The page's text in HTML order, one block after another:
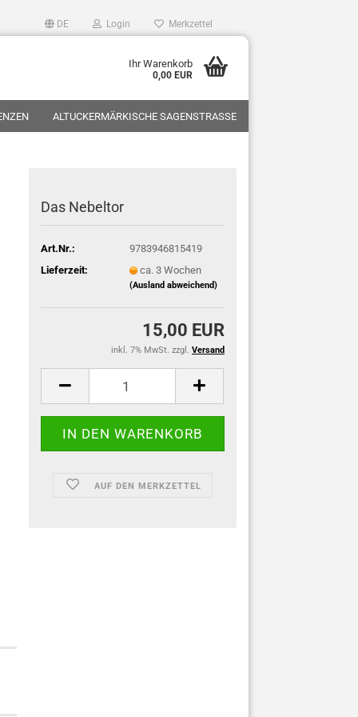
DE Login Merkzettel
Ihr Warenkorb
0,00 EUR
ALTUCKERMÄRKISCHE SAGENSTRASSE
Das Nebeltor
Art.Nr.:
9783946815419
Lieferzeit:
ca. 3 Wochen
(Ausland abweichend)
15,00 EUR
inkl. 7% MwSt. zzgl. Versand
AUF DEN MERKZETTEL